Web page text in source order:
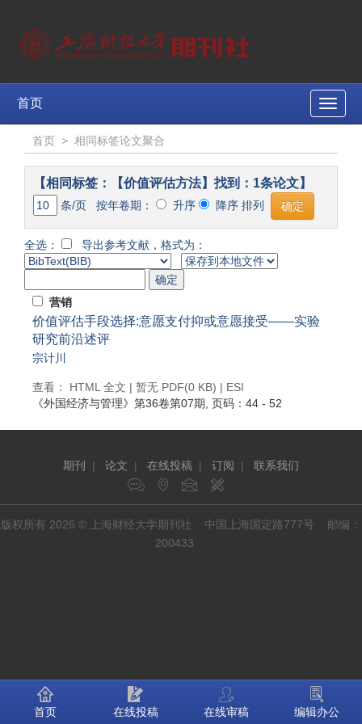
Toggle
首页
首页 > 相同标签论文聚合
【相同标签：【价值评估方法】找到：1条论文】
条/页 按年卷期： 升序 降序 排列
全选： 导出参考文献，格式为：
营销
价值评估手段选择:意愿支付抑或意愿接受——实验
研究前沿述评
宗计川
查看： HTML 全文 | 暂无 PDF(0 KB) | ESI
《外国经济与管理》 第36卷第07期 , 页码：44 - 52
期刊 | 论文 | 在线投稿 | 订阅 | 联系我们
版权所有 2026 © 上海财经大学期刊社 中国上海国定路777号 邮编：
200433
首页 在线投稿 在线审稿 编辑办公